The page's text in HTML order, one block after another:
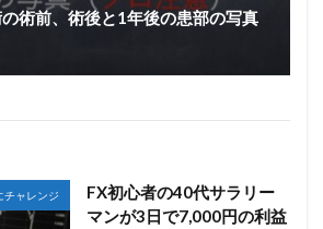
術前、術後と1年後の患部の写真
チャレンジ
FX初心者の40代サラリー
マンが3日で7,000円の利益